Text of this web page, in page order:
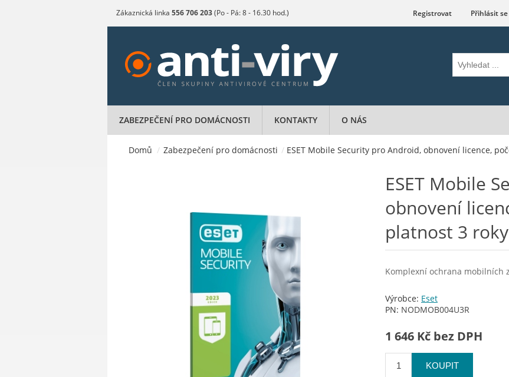
Zákaznická linka 556 706 203(Po - Pá: 8 - 16.30 hod.) Registrovat Přihlásit se
ZABEZPEČENÍ PRO DOMÁCNOSTI KONTAKTY O NÁS
Domů / Zabezpečení pro domácnosti / ESET Mobile Security pro Android, obnovení licence,
ESET Mobile
obnovení
platnost 3 roky
Komplexní ochrana mobilních
Výrobce: Eset
PN: NODMOB004U3R
1 646 Kč bez DPH
KOUPIT